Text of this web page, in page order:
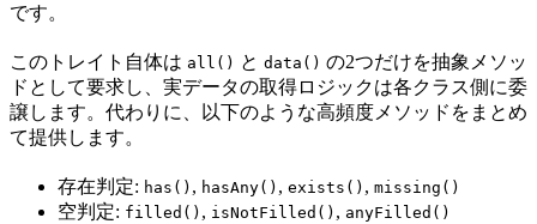
です。
このトレイト自体は all() と data() の2つだけを抽象メソッ
ドとして要求し、実データの取得ロジックは各クラス側に委
譲します。代わりに、以下のような高頻度メソッドをまとめ
て提供します。
存在判定: has() , hasAny() , exists() , missing()
空判定: filled() , isNotFilled() , anyFilled()